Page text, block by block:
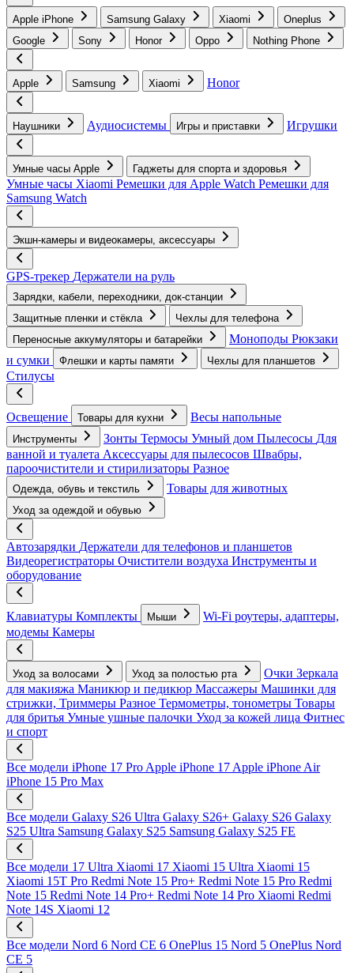
Apple iPhone Samsung Galaxy Xiaomi
Oneplus
Google
Sony Honor Oppo Nothing Phone
Apple Samsung Xiaomi Honor
Наушники Аудиосистемы Игры и приставки Игрушки
Умные часы Apple Гаджеты для спорта и здоровья
Умные часы Xiaomi Ремешки для Apple Watch Ремешки для
Samsung Watch
Экшн-камеры и видеокамеры, аксессуары
GPS-трекер Держатели на руль
Зарядки, кабели, переходники, док-станции
Защитные пленки и стёкла
Чехлы для телефона
Переносные аккумуляторы и батарейки
Моноподы Рюкзаки
и сумки
Флешки и карты памяти Чехлы для планшетов
Стилусы
Освещение Товары для кухни Весы напольные
Инструменты Зонты Термосы Умный дом Пылесосы Для
ванной и туалета Аксессуары для пылесосов Швабры,
пароочистители и стирилизаторы Разное
Одежда, обувь и текстиль Товары для животных
Уход за одеждой и обувью
Автозарядки Держатели для телефонов и планшетов
Видеорегистраторы Очистители воздуха Инструменты и
оборудование
Клавиатуры Комплекты Мыши
Wi-Fi роутеры, адаптеры,
модемы Камеры
Уход за волосами Уход за полостью рта Очки Зеркала
для макияжа Маникюр и педикюр Массажеры Машинки для
стрижки, Триммеры Разное Термометры, тонометры Товары
для бритья Умные ушные палочки Уход за кожей лица Фитнес
и спорт
Все модели iPhone 17 Pro Apple iPhone 17 Apple iPhone Air
iPhone 15 Pro Max
Все модели Galaxy S26 Ultra Galaxy S26+ Galaxy S26 Galaxy
S25 Ultra Samsung Galaxy S25 Samsung Galaxy S25 FE
Все модели 17 Ultra Xiaomi 17 Xiaomi 15 Ultra Xiaomi 15
Xiaomi 15T Pro Redmi Note 15 Pro+ Redmi Note 15 Pro Redmi
Note 15 Redmi Note 14 Pro+ Redmi Note 14 Pro Xiaomi Redmi
Note 14S Xiaomi 12
Все модели Nord 6 Nord CE 6 OnePlus 15 Nord 5 OnePlus Nord
CE 5